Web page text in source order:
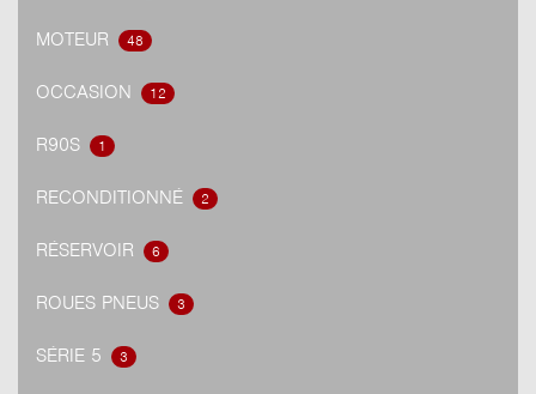
MOTEUR 48
OCCASION 12
R90S 1
RECONDITIONNÉ 2
RÉSERVOIR 6
ROUES PNEUS 3
SÉRIE 5 3